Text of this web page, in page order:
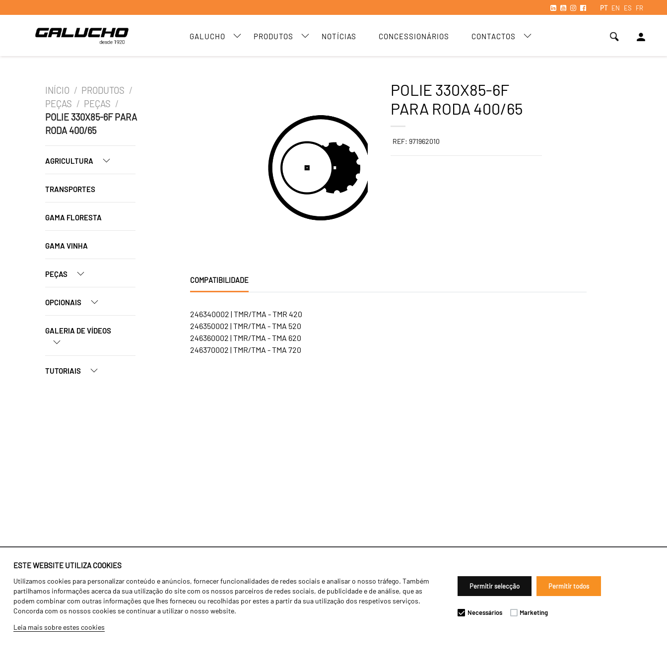
PT EN ES FR
GALUCHO PRODUTOS NOTÍCIAS CONCESSIONÁRIOS CONTACTOS person
ESTE WEBSITE UTILIZA COOKIES
Utilizamos cookies para personalizar conteúdo e anúncios, fornecer funcionalidades de redes sociais e analisar o nosso tráfego. Também
partilhamos informações acerca da sua utilização do site com os nossos parceiros de redes sociais, de publicidade e de análise, que as
podem combinar com outras informações que lhes forneceu ou recolhidas por estes a partir da sua utilização dos respetivos serviços.
Concorda com os nossos cookies se continuar a utilizar o nosso website.
Leia mais sobre estes cookies
Permitir selecção Permitir todos
Necessários Marketing
INÍCIO / PRODUTOS /
PEÇAS / PEÇAS /
POLIE 330X85-6F PARA
RODA 400/65
AGRICULTURA
TRANSPORTES
GAMA FLORESTA
GAMA VINHA
PEÇAS
OPCIONAIS
GALERIA DE VÍDEOS
TUTORIAIS
POLIE 330X85-6F
PARA RODA 400/65
REF: 971962010
COMPATIBILIDADE
246340002 | TMR/TMA - TMR 420
246350002 | TMR/TMA - TMA 520
246360002 | TMR/TMA - TMA 620
246370002 | TMR/TMA - TMA 720
Identidade
História
Fábrica / Produção
Recursos Humanos
Agricultura
Transportes
Gama Floresta
Notícias
Concessionários